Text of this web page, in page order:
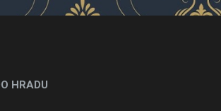
HRADU